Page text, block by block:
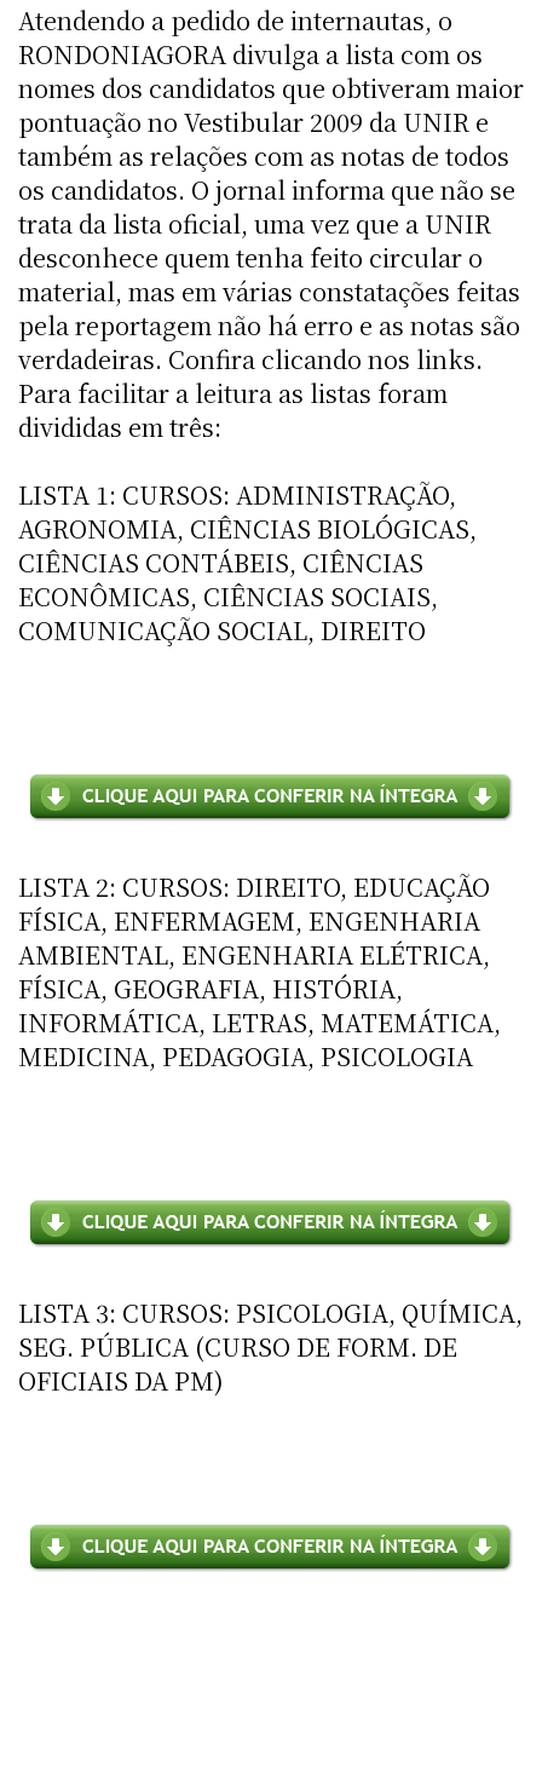
Atendendo a pedido de internautas, o
RONDONIAGORA divulga a lista com os
nomes dos candidatos que obtiveram maior
pontuação no Vestibular 2009 da UNIR e
também as relações com as notas de todos
os candidatos. O jornal informa que não se
trata da lista oficial, uma vez que a UNIR
desconhece quem tenha feito circular o
material, mas em várias constatações feitas
pela reportagem não há erro e as notas são
verdadeiras. Confira clicando nos links.
Para facilitar a leitura as listas foram
divididas em três:
LISTA 1: CURSOS: ADMINISTRAÇÃO,
AGRONOMIA, CIÊNCIAS BIOLÓGICAS,
CIÊNCIAS CONTÁBEIS, CIÊNCIAS
ECONÔMICAS, CIÊNCIAS SOCIAIS,
COMUNICAÇÃO SOCIAL, DIREITO
LISTA 2: CURSOS: DIREITO, EDUCAÇÃO
FÍSICA, ENFERMAGEM, ENGENHARIA
AMBIENTAL, ENGENHARIA ELÉTRICA,
FÍSICA, GEOGRAFIA, HISTÓRIA,
INFORMÁTICA, LETRAS, MATEMÁTICA,
MEDICINA, PEDAGOGIA, PSICOLOGIA
LISTA 3: CURSOS: PSICOLOGIA, QUÍMICA,
SEG. PÚBLICA (CURSO DE FORM. DE
OFICIAIS DA PM)